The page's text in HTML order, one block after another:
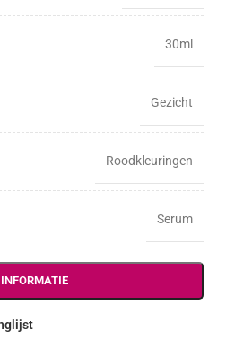
30ml
Gezicht
Roodkleuringen
Serum
INFORMATIE